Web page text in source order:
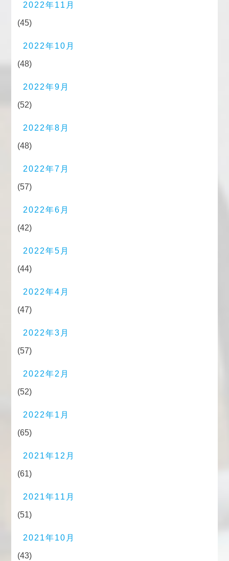
2022年11月
(45)
2022年10月
(48)
2022年9月
(52)
2022年8月
(48)
2022年7月
(57)
2022年6月
(42)
2022年5月
(44)
2022年4月
(47)
2022年3月
(57)
2022年2月
(52)
2022年1月
(65)
2021年12月
(61)
2021年11月
(51)
2021年10月
(43)